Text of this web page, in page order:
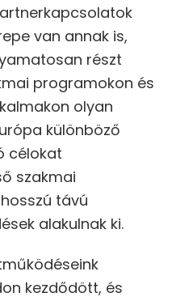
van annak is,
részt
programokon és
olyan
különböző
célokat
szakmai
távú
alakulnak ki.
kezdődött, és